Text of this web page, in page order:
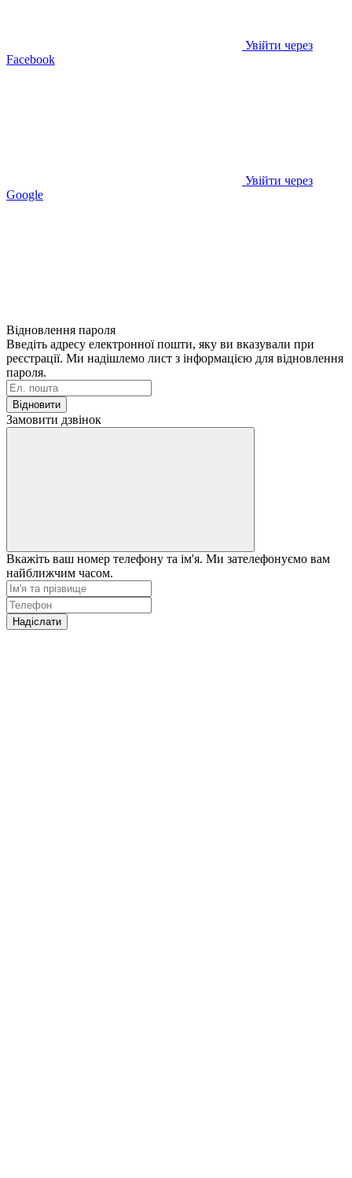
Увійти через
Facebook
Увійти через
Google
Відновлення пароля
Введіть адресу електронної пошти, яку ви вказували при
реєстрації. Ми надішлемо лист з інформацією для відновлення
пароля.
Відновити
Замовити дзвінок
Вкажіть ваш номер телефону та ім'я. Ми зателефонуємо вам
найближчим часом.
Надіслати